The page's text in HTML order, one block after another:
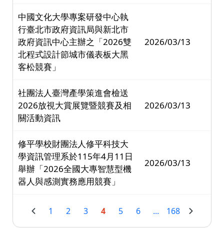
中國文化大學專案研發中心執
行臺北市政府資訊局與新北市
政府資訊中心主辦之「2026雙
北程式設計節城市儀表板大黑
客松競賽」
2026/03/13
社團法人臺灣產學策進會檢送
2026放視大賞展覽暨競賽及相
關活動資訊
2026/03/13
修平學校財團法人修平科技大
學資訊管理系於115年4月11日
舉辦「2026全國大專智慧型機
器人與感測實務應用競賽」
2026/03/13
1 2 3 4 5 6 ... 168